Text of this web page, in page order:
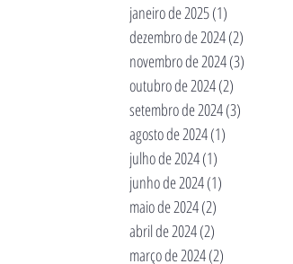
janeiro de 2025(1)
dezembro de 2024(2)
novembro de 2024(3)
outubro de 2024(2)
setembro de 2024(3)
agosto de 2024(1)
julho de 2024(1)
junho de 2024(1)
maio de 2024(2)
abril de 2024(2)
março de 2024(2)